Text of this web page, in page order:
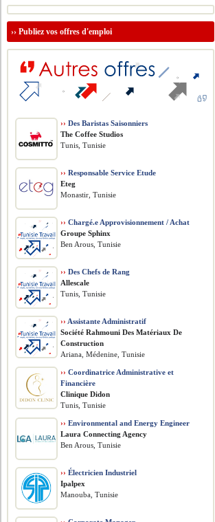
››Publiez vos offres d'emploi
›› Des Baristas Saisonniers
The Coffee Studios
Tunis, Tunisie
›› Responsable Service Etude
Eteg
Monastir, Tunisie
›› Chargé.e Approvisionnement / Achat
Groupe Sphinx
Ben Arous, Tunisie
›› Des Chefs de Rang
Allescale
Tunis, Tunisie
›› Assistante Administratif
Société Rahmouni Des Matériaux De
Construction
Ariana, Médenine, Tunisie
›› Coordinatrice Administrative et
Financière
Clinique Didon
Tunis, Tunisie
›› Environmental and Energy Engineer
Laura Connecting Agency
Ben Arous, Tunisie
›› Électricien Industriel
Ipalpex
Manouba, Tunisie